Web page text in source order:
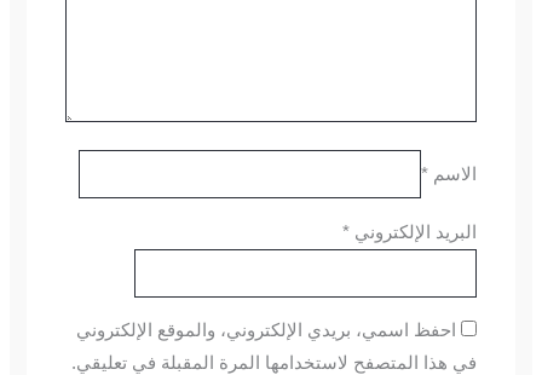
الاسم *
البريد الإلكتروني *
احفظ اسمي، بريدي الإلكتروني، والموقع الإلكتروني
في هذا المتصفح لاستخدامها المرة المقبلة في تعليقي.